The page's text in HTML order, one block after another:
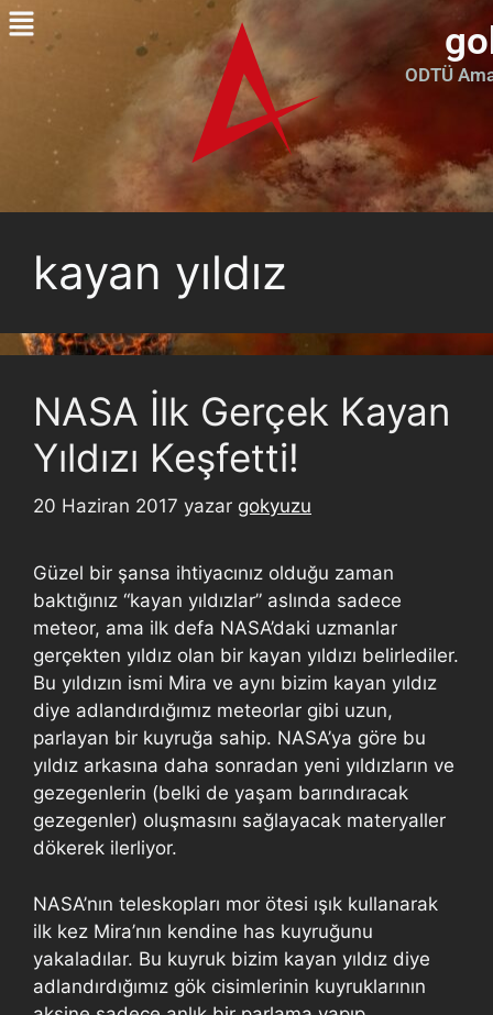
ODTÜ
kayan yıldız
NASA İlk Gerçek Kayan
Yıldızı Keşfetti!
20 Haziran 2017 yazar gokyuzu
Güzel bir şansa ihtiyacınız olduğu zaman
baktığınız “kayan yıldızlar” aslında sadece
meteor, ama ilk defa NASA’daki uzmanlar
gerçekten yıldız olan bir kayan yıldızı belirlediler.
Bu yıldızın ismi Mira ve aynı bizim kayan yıldız
diye adlandırdığımız meteorlar gibi uzun,
parlayan bir kuyruğa sahip. NASA’ya göre bu
yıldız arkasına daha sonradan yeni yıldızların ve
gezegenlerin (belki de yaşam barındıracak
gezegenler) oluşmasını sağlayacak materyaller
dökerek ilerliyor.
NASA’nın teleskopları mor ötesi ışık kullanarak
ilk kez Mira’nın kendine has kuyruğunu
yakaladılar. Bu kuyruk bizim kayan yıldız diye
adlandırdığımız gök cisimlerinin kuyruklarının